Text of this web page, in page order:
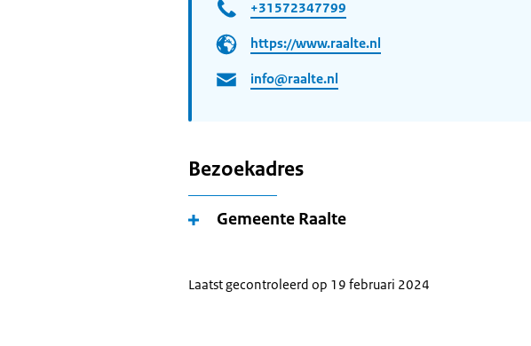
+31572347799
https://www.raalte.nl
info@raalte.nl
Bezoekadres
Gemeente Raalte
Laatst gecontroleerd op 19 februari 2024